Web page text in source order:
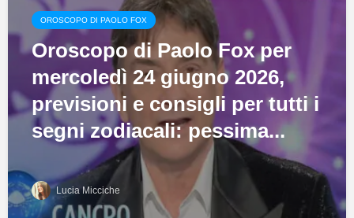
OROSCOPO DI PAOLO FOX
Oroscopo di Paolo Fox per
mercoledì 24 giugno 2026,
previsioni e consigli per tutti i
segni zodiacali: pessima...
Lucia Micciche